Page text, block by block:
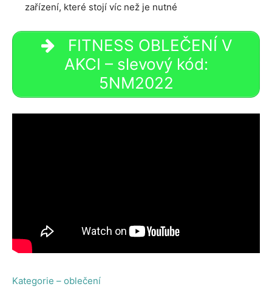
zařízení, které stojí víc než je nutné
FITNESS OBLEČENÍ V
AKCI – slevový kód:
5NM2022
Kategorie – oblečení